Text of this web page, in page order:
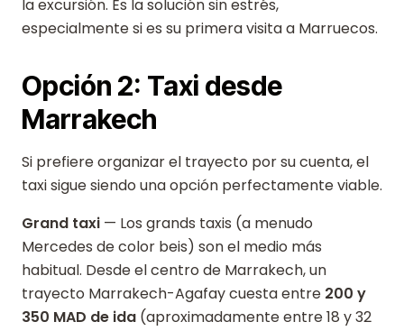
la excursión. Es la solución sin estrés,
especialmente si es su primera visita a Marruecos.
Opción 2: Taxi desde
Marrakech
Si prefiere organizar el trayecto por su cuenta, el
taxi sigue siendo una opción perfectamente viable.
Grand taxi — Los grands taxis (a menudo
Mercedes de color beis) son el medio más
habitual. Desde el centro de Marrakech, un
trayecto Marrakech-Agafay cuesta entre 200 y
350 MAD de ida (aproximadamente entre 18 y 32